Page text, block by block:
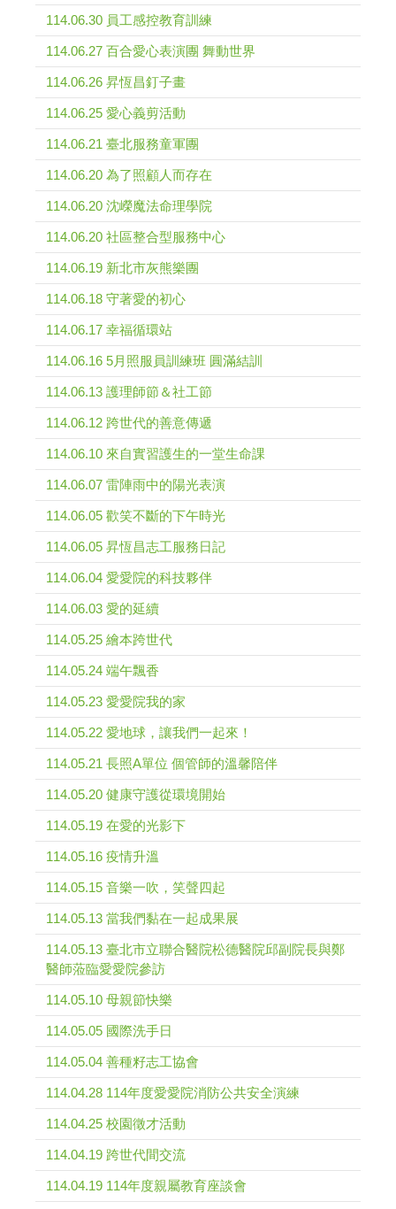
114.06.30 員工感控教育訓練
114.06.27 百合愛心表演團 舞動世界
114.06.26 昇恆昌釘子畫
114.06.25 愛心義剪活動
114.06.21 臺北服務童軍團
114.06.20 為了照顧人而存在
114.06.20 沈嶸魔法命理學院
114.06.20 社區整合型服務中心
114.06.19 新北市灰熊樂團
114.06.18 守著愛的初心
114.06.17 幸福循環站
114.06.16 5月照服員訓練班 圓滿結訓
114.06.13 護理師節＆社工節
114.06.12 跨世代的善意傳遞
114.06.10 來自實習護生的一堂生命課
114.06.07 雷陣雨中的陽光表演
114.06.05 歡笑不斷的下午時光
114.06.05 昇恆昌志工服務日記
114.06.04 愛愛院的科技夥伴
114.06.03 愛的延續
114.05.25 繪本跨世代
114.05.24 端午飄香
114.05.23 愛愛院我的家
114.05.22 愛地球，讓我們一起來！
114.05.21 長照A單位 個管師的溫馨陪伴
114.05.20 健康守護從環境開始
114.05.19 在愛的光影下
114.05.16 疫情升溫
114.05.15 音樂一吹，笑聲四起
114.05.13 當我們黏在一起成果展
114.05.13 臺北市立聯合醫院松德醫院邱副院長與鄭
醫師蒞臨愛愛院參訪
114.05.10 母親節快樂
114.05.05 國際洗手日
114.05.04 善種籽志工協會
114.04.28 114年度愛愛院消防公共安全演練
114.04.25 校園徵才活動
114.04.19 跨世代間交流
114.04.19 114年度親屬教育座談會